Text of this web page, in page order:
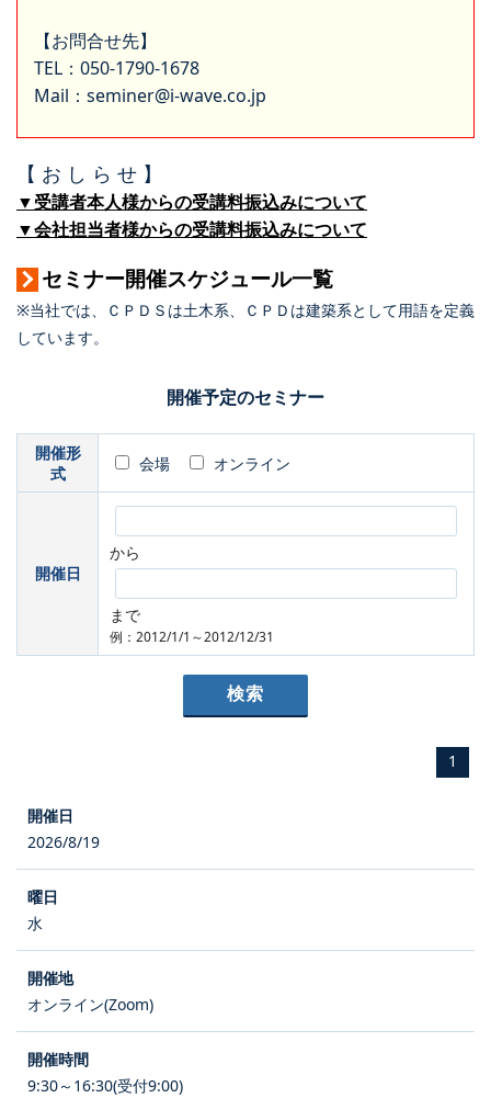
【お問合せ先】
TEL：050-1790-1678
Mail：seminer@i-wave.co.jp
【 お し ら せ 】
▼受講者本人様からの受講料振込みについて
▼会社担当者様からの受講料振込みについて
セミナー開催スケジュール一覧
※当社では、ＣＰＤＳは土木系、ＣＰＤは建築系として用語を定義
しています。
開催予定のセミナー
開催形
式
会場 オンライン
開催日
から
まで
例：2012/1/1～2012/12/31
1
2026/8/19
水
オンライン(Zoom)
9:30～16:30(受付9:00)